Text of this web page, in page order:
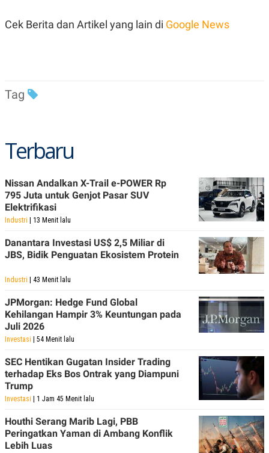
PEDOMAN
Cek Berita dan Artikel yang lain di Google News
Tag
Terbaru
Nissan Andalkan X-Trail e-POWER Rp
795 Juta untuk Genjot Pasar SUV
Elektrifikasi
Industri | 13 Menit lalu
Danantara Investasi US$ 2,5 Miliar di
JBS, Bidik Penguatan Ekosistem Protein
Industri | 43 Menit lalu
JPMorgan: Hedge Fund Global
Kehilangan Hampir 3% Keuntungan pada
Juli 2026
Investasi | 54 Menit lalu
SEC Hentikan Gugatan Insider Trading
terhadap Eks Bos Ontrak yang Diampuni
Trump
Investasi | 1 Jam 45 Menit lalu
Houthi Serang Marib Lagi, PBB
Peringatkan Yaman di Ambang Konflik
Lebih Luas